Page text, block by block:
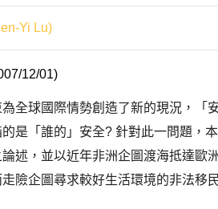
Yi Lu)
12/01)
全球國際情勢創造了新的現況，「
是「誰的」安全? 針對此一問題，
述，並以近年非洲企圖渡海抵達歐
險企圖尋求較好生活環境的非法移